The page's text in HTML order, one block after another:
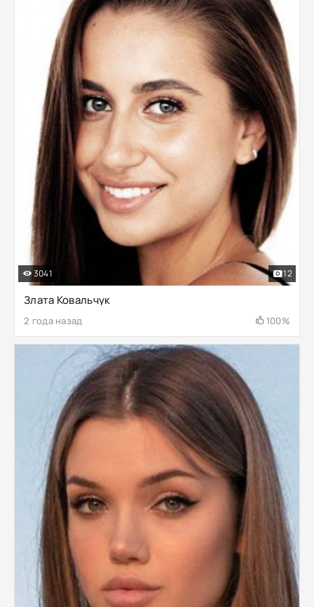
Злата Ковальчук
2 года назад 100%
3041 12